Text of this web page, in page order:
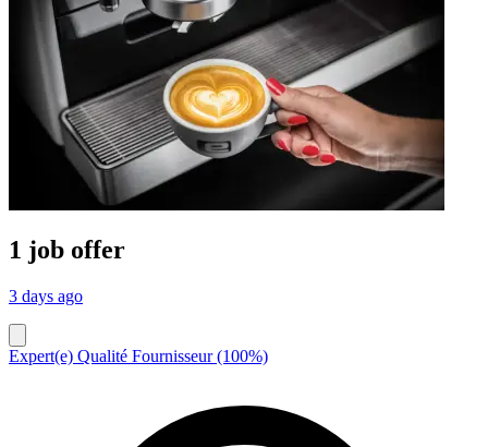
1 job offer
3 days ago
Expert(e) Qualité Fournisseur (100%)